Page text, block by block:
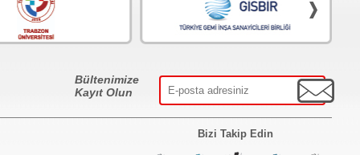
Bültenimize
Kayıt Olun
Bizi Takip Edin